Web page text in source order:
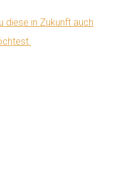
diese in Zukunft auch